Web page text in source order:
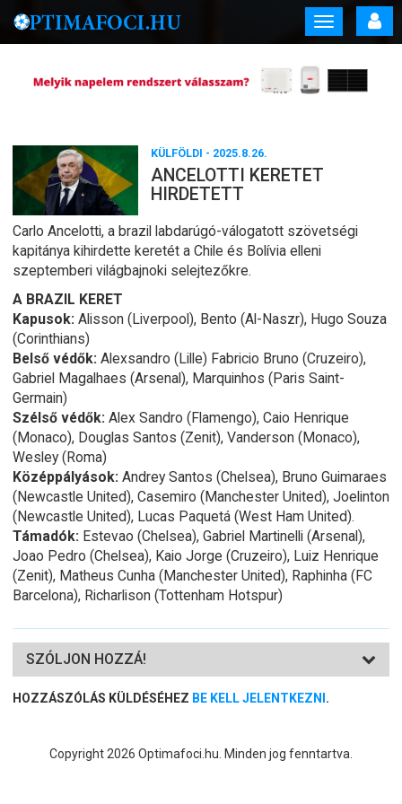
Toggle
navigation
KÜLFÖLDI - 2025.8.26.
ANCELOTTI KERETET
HIRDETETT
Carlo Ancelotti, a brazil labdarúgó-válogatott szövetségi
kapitánya kihirdette keretét a Chile és Bolívia elleni
szeptemberi világbajnoki selejtezőkre.
A BRAZIL KERET
Kapusok: Alisson (Liverpool), Bento (Al-Naszr), Hugo Souza
(Corinthians)
Belső védők: Alexsandro (Lille) Fabricio Bruno (Cruzeiro),
Gabriel Magalhaes (Arsenal), Marquinhos (Paris Saint-
Germain)
Szélső védők: Alex Sandro (Flamengo), Caio Henrique
(Monaco), Douglas Santos (Zenit), Vanderson (Monaco),
Wesley (Roma)
Középpályások: Andrey Santos (Chelsea), Bruno Guimaraes
(Newcastle United), Casemiro (Manchester United), Joelinton
(Newcastle United), Lucas Paquetá (West Ham United).
Támadók: Estevao (Chelsea), Gabriel Martinelli (Arsenal),
Joao Pedro (Chelsea), Kaio Jorge (Cruzeiro), Luiz Henrique
(Zenit), Matheus Cunha (Manchester United), Raphinha (FC
Barcelona), Richarlison (Tottenham Hotspur)
SZÓLJON HOZZÁ!
HOZZÁSZÓLÁS KÜLDÉSÉHEZ BE KELL JELENTKEZNI .
Copyright 2026 Optimafoci.hu. Minden jog fenntartva.